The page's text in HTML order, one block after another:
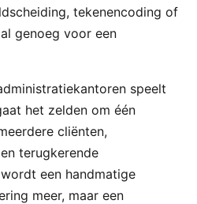
tekenencoding of
genoeg voor een
speelt
het zelden om één
cliënten,
terugkerende
een handmatige
meer, maar een